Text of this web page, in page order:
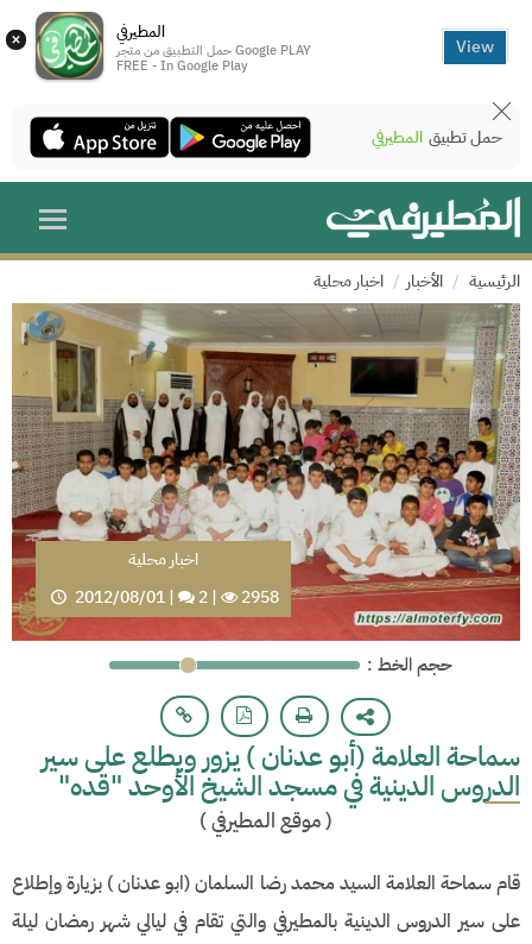
× المطيرفي
حمل التطبيق من متجر Google PLAY
FREE - In Google Play
View
حمل تطبيق المطيرفي
الرئيسية الأخبار اخبار محلية
اخبار محلية
2012/08/01| 2| 2958
: حجم الخط
سماحة العلامة (أبو عدنان ) يزور ويطلع على سير
الدروس الدينية في مسجد الشيخ الأوحد "قده"
(موقع المطيرفي)
قام سماحة العلامة السيد محمد رضا السلمان (ابو عدنان ) بزيارة وإطلاع
على سير الدروس الدينية بالمطيرفي والتي تقام في ليالي شهر رمضان ليلة